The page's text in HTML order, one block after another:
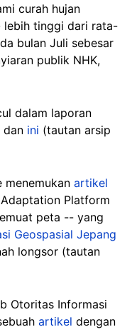
curah hujan
lebih tinggi dari rata-
bulan Juli sebesar
publik NHK,
dalam laporan
dan ini (tautan arsip
menemukan artikel
Platform
peta -- yang
Geospasial Jepang
longsor (tautan
Otoritas Informasi
artikel dengan